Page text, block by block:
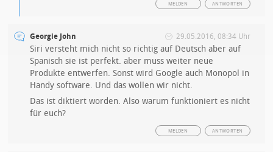
ANTWORTEN
MELDEN
Georgie John 29.05.2016, 08:34 Uhr
Siri versteht mich nicht so richtig auf Deutsch aber auf
Spanisch sie ist perfekt. aber muss weiter neue
Produkte entwerfen. Sonst wird Google auch Monopol in
Handy software. Und das wollen wir nicht.
Das ist diktiert worden. Also warum funktioniert es nicht
für euch?
ANTWORTEN
MELDEN